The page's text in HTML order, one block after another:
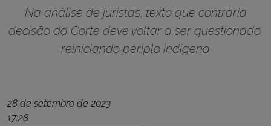
Na análise de juristas, texto que contraria
decisão da Corte deve voltar a ser questionado,
reiniciando périplo indígena
28 de setembro de 2023
17:28